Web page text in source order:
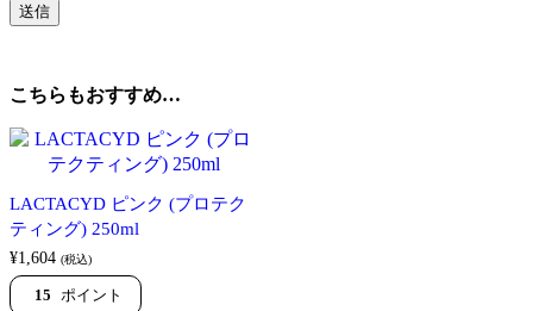
こちらもおすすめ…
LACTACYD ピンク (プロテク
ティング) 250ml
¥1,604 (税込)
15 ポイント